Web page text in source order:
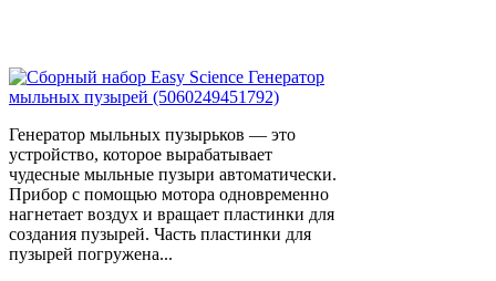
Генератор мыльных пузырьков — это
устройство, которое вырабатывает
чудесные мыльные пузыри автоматически.
Прибор с помощью мотора одновременно
нагнетает воздух и вращает пластинки для
создания пузырей. Часть пластинки для
пузырей погружена...